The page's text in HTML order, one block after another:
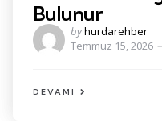
Bulunur
Posted
by
byhurdarehber
Temmuz 15, 2026
DEVAMI